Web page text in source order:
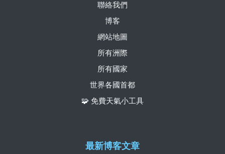
聯絡我們
博客
網站地圖
所有洲際
所有國家
世界各國首都
🧩 免費天氣小工具
最新博客文章